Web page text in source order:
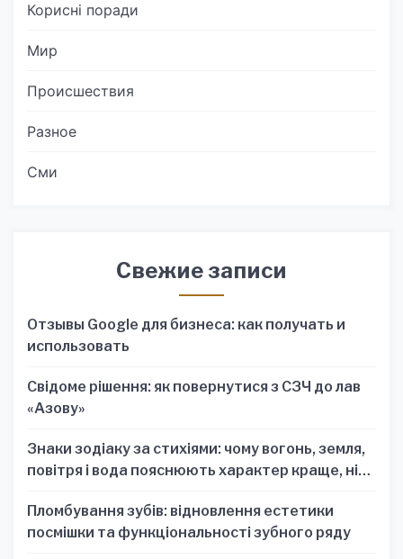
Корисні поради
Мир
Происшествия
Разное
Сми
Свежие записи
Отзывы Google для бизнеса: как получать и
использовать
Свідоме рішення: як повернутися з СЗЧ до лав
«Азову»
Знаки зодіаку за стихіями: чому вогонь, земля,
повітря і вода пояснюють характер краще, ніж
Пломбування зубів: відновлення естетики
посмішки та функціональності зубного ряду